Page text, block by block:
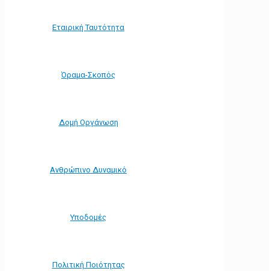
Εταιρική Ταυτότητα
Όραμα-Σκοπός
Δομή Οργάνωση
Ανθρώπινο Δυναμικό
Υποδομές
Πολιτική Ποιότητας